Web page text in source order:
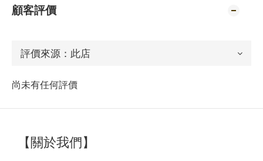
顧客評價
尚未有任何評價
【關於我們】